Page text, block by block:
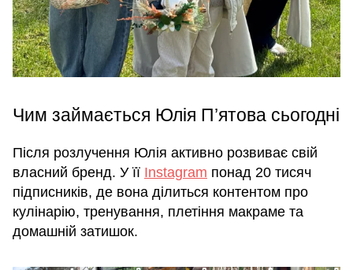
Чим займається Юлія П’ятова сьогодні
Після розлучення Юлія активно розвиває свій
власний бренд. У її Instagram понад 20 тисяч
підписників, де вона ділиться контентом про
кулінарію, тренування, плетіння макраме та
домашній затишок.